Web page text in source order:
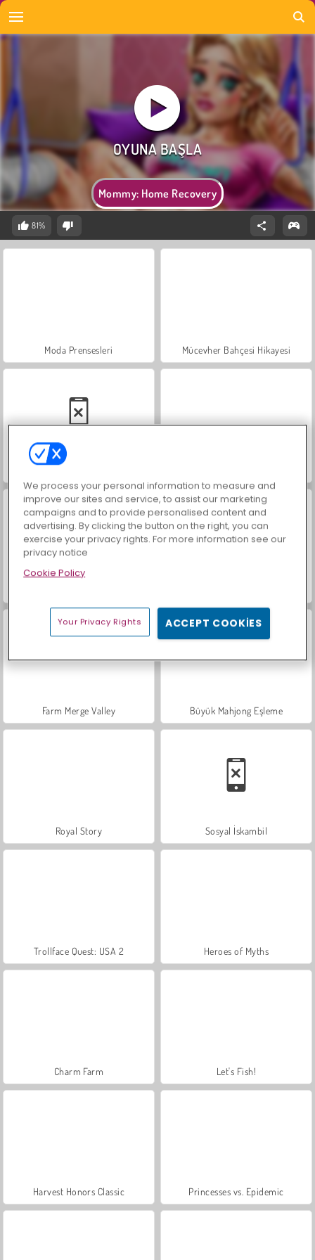
Mommy: Home Recovery
81%
Moda Prensesleri Mücevher Bahçesi Hikayesi
Farm Merge Valley Büyük Mahjong Eşleme
Royal Story Sosyal İskambil
Trollface Quest: USA 2 Heroes of Myths
Charm Farm Let's Fish!
Harvest Honors Classic Princesses vs. Epidemic
We process your personal information to measure and
improve our sites and service, to assist our marketing
campaigns and to provide personalised content and
advertising. By clicking the button on the right, you can
exercise your privacy rights. For more information see our
privacy notice
Cookie Policy
Your Privacy Rights ACCEPT COOKIES